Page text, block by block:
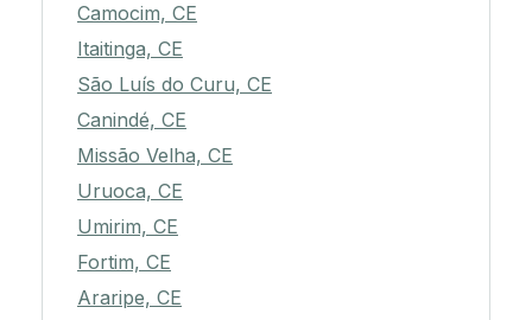
Camocim, CE
Itaitinga, CE
São Luís do Curu, CE
Canindé, CE
Missão Velha, CE
Uruoca, CE
Umirim, CE
Fortim, CE
Araripe, CE